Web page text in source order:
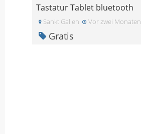
Tastatur Tablet bluetooth
Sankt Gallen Vor zwei Monaten
Gratis